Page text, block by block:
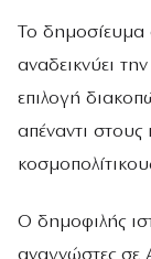
Το δημοσίευμα
αναδεικνύει
επιλογή
απέναντι
Ο δημοφιλής
αναγνώστες σε